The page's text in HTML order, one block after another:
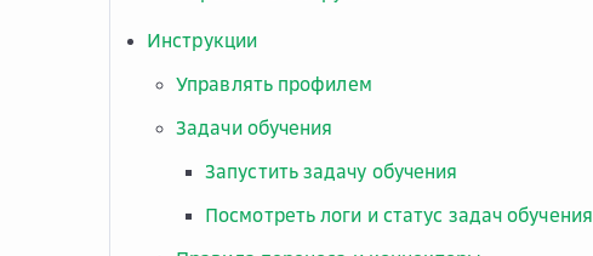
Инструкции
Управлять профилем
Задачи обучения
Запустить задачу обучения
Посмотреть логи и статус задач обучения